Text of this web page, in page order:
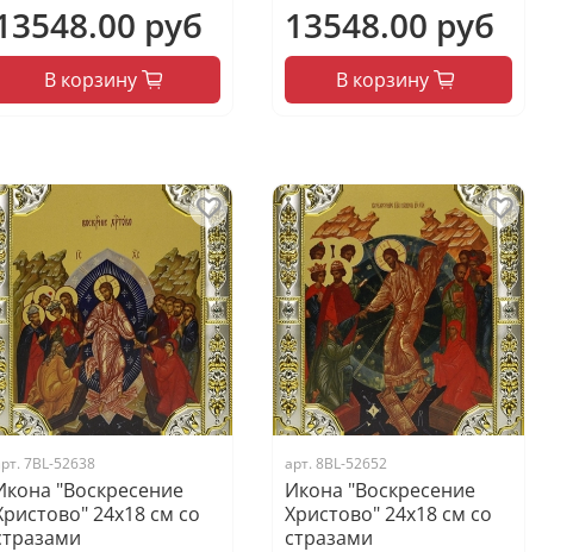
руб
В корзину
13548.00 руб
В корзину
7BL-52638
"Воскресение
24х18 см со
арт. 8BL-52652
Икона "Воскресение
Христово" 24х18 см со
стразами